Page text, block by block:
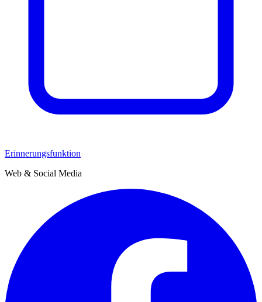
Erinnerungsfunktion
Web & Social Media